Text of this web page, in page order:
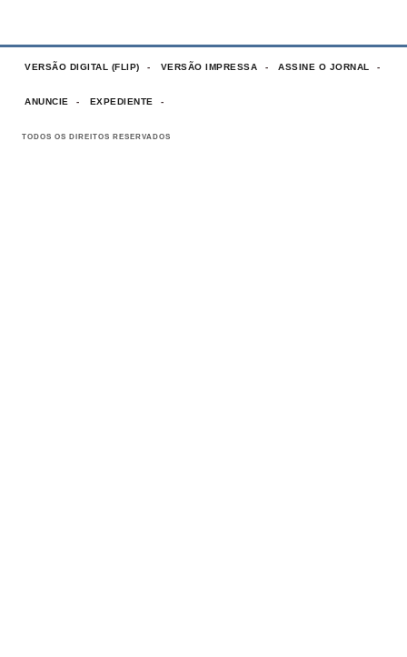
VERSÃO DIGITAL (FLIP) VERSÃO IMPRESSA ASSINE O JORNAL
ANUNCIE EXPEDIENTE
TODOS OS DIREITOS RESERVADOS